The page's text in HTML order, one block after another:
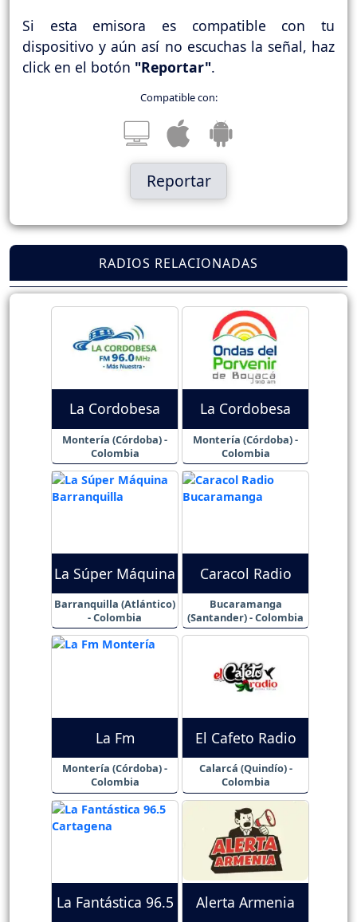
Si esta emisora es compatible con tu
dispositivo y aún así no escuchas la señal, haz
click en el botón "Reportar".
Compatible con:
Reportar
RADIOS RELACIONADAS
La Cordobesa
Montería (Córdoba) -
Colombia
La Cordobesa
Montería (Córdoba) -
Colombia
La Súper Máquina
Barranquilla (Atlántico)
- Colombia
Caracol Radio
Bucaramanga
(Santander) - Colombia
La Fm
Montería (Córdoba) -
Colombia
El Cafeto Radio
Calarcá (Quindío) -
Colombia
La Fantástica 96.5 Alerta Armenia